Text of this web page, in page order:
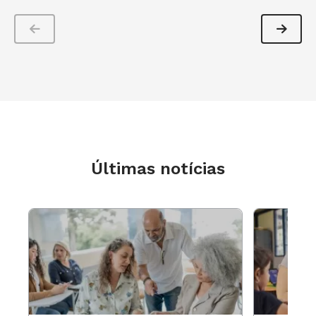
Últimas notícias